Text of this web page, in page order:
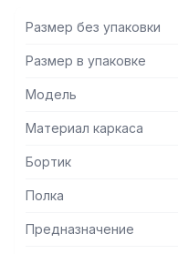
- Ножки стола
избежать наклона
- Стол предназначен
обеспечивает подход
Размер без упаковки
Размер в упаковке
Модель
Материал каркаса
Бортик
Полка
Предназначение